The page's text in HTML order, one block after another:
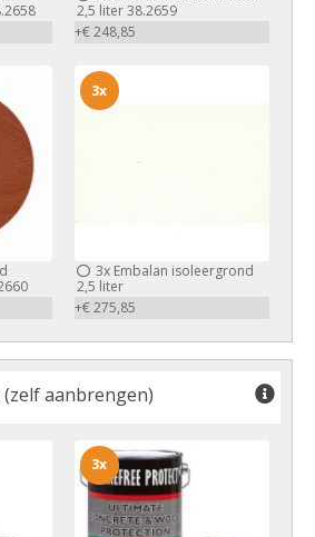
2,5 liter 38.2659
+€ 248,85
3xEmbalan isoleergrond
2,5 liter
+€ 275,85
3x
aanbrengen)
3x